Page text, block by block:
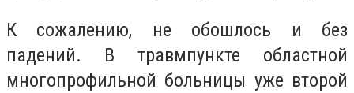
К сожалению, не обошлось и без
падений. В травмпункте областной
многопрофильной больницы уже второй